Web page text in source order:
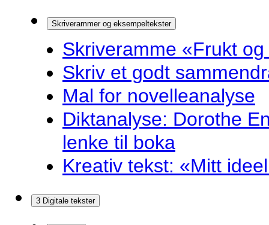
Skriverammer og eksempeltekster
Skriveramme «Frukt
Skriv et godt
Mal for novelleanalyse
Diktanalyse: Dorothe
lenke til boka
Kreativ tekst: «Mitt
3 Digitale tekster